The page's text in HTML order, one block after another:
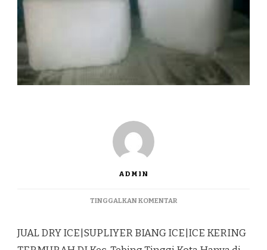
ADMIN
TINGGALKAN KOMENTARPADA
ICE|SUPLIYER
BIANG
JUAL DRY ICE|SUPLIYER BIANG ICE|ICE KERING